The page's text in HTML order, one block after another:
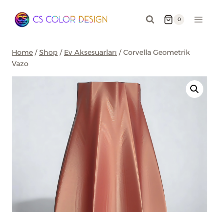
0
Home / Shop / Ev Aksesuarları / Corvella Geometrik
Vazo